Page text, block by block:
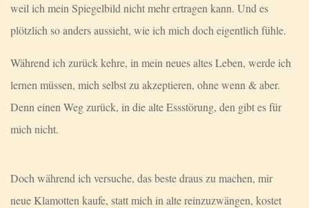
weil ich mein Spiegelbild nicht mehr ertragen kann. Und es
plötzlich so anders aussieht, wie ich mich doch eigentlich fühle.
Während ich zurück kehre, in mein neues altes Leben, werde ich
lernen müssen, mich selbst zu akzeptieren, ohne wenn & aber.
Denn einen Weg zurück, in die alte Essstörung, den gibt es für
mich nicht.
Doch während ich versuche, das beste draus zu machen, mir
neue Klamotten kaufe, statt mich in alte reinzuzwängen, kostet